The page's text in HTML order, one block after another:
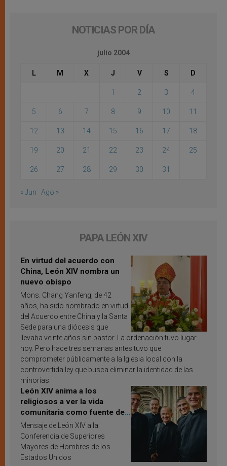
NOTICIAS POR DÍA
julio 2004
L M X J V S D
1 2 3 4
5 6 7 8 9 10 11
12 13 14 15 16 17 18
19 20 21 22 23 24 25
26 27 28 29 30 31
« Jun Ago »
PAPA LEÓN XIV
En virtud del acuerdo con
China, León XIV nombra un
nuevo obispo
Mons. Chang Yanfeng, de 42
años, ha sido nombrado en virtud
del Acuerdo entre China y la Santa
Sede para una diócesis que
llevaba veinte años sin pastor. La ordenación tuvo lugar
hoy. Pero hace tres semanas antes tuvo que
comprometer públicamente a la Iglesia local con la
controvertida ley que busca eliminar la identidad de las
minorías.
León XIV anima a los
religiosos a ver la vida
comunitaria como fuente de
inspiración y santificación
Mensaje de León XIV a la
Conferencia de Superiores
Mayores de Hombres de los
Estados Unidos